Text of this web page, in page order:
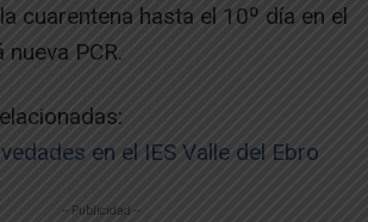
cuarentena hasta el 10º día en el
PCR.
en el IES Valle del Ebro
-- Publicidad --